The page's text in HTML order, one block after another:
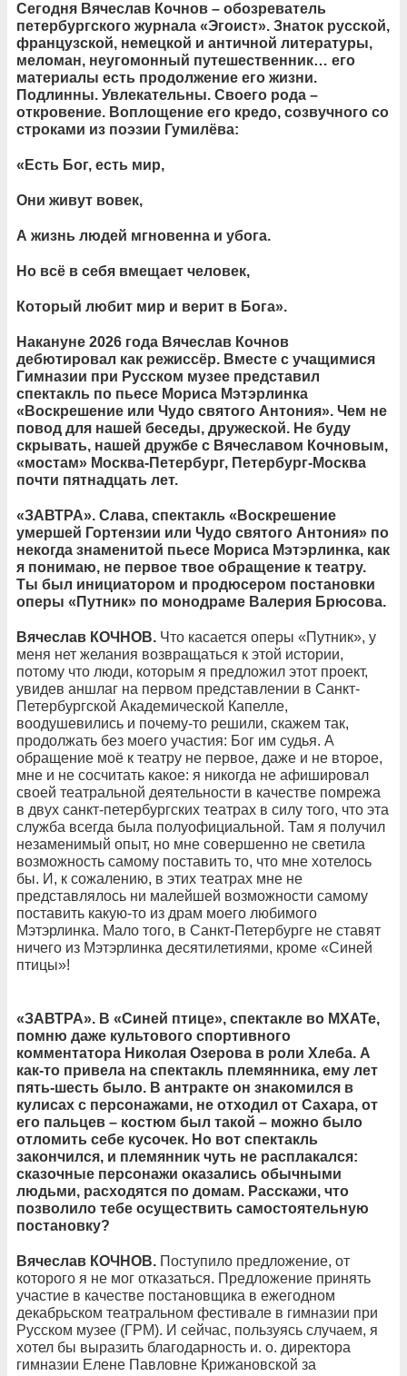
Сегодня Вячеслав Кочнов – обозреватель
петербургского журнала «Эгоист». Знаток русской,
французской, немецкой и античной литературы,
меломан, неугомонный путешественник… его
материалы есть продолжение его жизни.
Подлинны. Увлекательны. Своего рода –
откровение. Воплощение его кредо, созвучного со
строками из поэзии Гумилёва:
«Есть Бог, есть мир,
Они живут вовек,
А жизнь людей мгновенна и убога.
Но всё в себя вмещает человек,
Который любит мир и верит в Бога».
Накануне 2026 года Вячеслав Кочнов
дебютировал как режиссёр. Вместе с учащимися
Гимназии при Русском музее представил
спектакль по пьесе Мориса Мэтэрлинка
«Воскрешение или Чудо святого Антония». Чем не
повод для нашей беседы, дружеской. Не буду
скрывать, нашей дружбе с Вячеславом Кочновым,
«мостам» Москва-Петербург, Петербург-Москва
почти пятнадцать лет.
«ЗАВТРА». Слава, спектакль «Воскрешение
умершей Гортензии или Чудо святого Антония» по
некогда знаменитой пьесе Мориса Мэтэрлинка, как
я понимаю, не первое твое обращение к театру.
Ты был инициатором и продюсером постановки
оперы «Путник» по монодраме Валерия Брюсова.
Вячеслав КОЧНОВ. Что касается оперы «Путник», у
меня нет желания возвращаться к этой истории,
потому что люди, которым я предложил этот проект,
увидев аншлаг на первом представлении в Санкт-
Петербургской Академической Капелле,
воодушевились и почему-то решили, скажем так,
продолжать без моего участия: Бог им судья. А
обращение моё к театру не первое, даже и не второе,
мне и не сосчитать какое: я никогда не афишировал
своей театральной деятельности в качестве помрежа
в двух санкт-петербургских театрах в силу того, что эта
служба всегда была полуофициальной. Там я получил
незаменимый опыт, но мне совершенно не светила
возможность самому поставить то, что мне хотелось
бы. И, к сожалению, в этих театрах мне не
представлялось ни малейшей возможности самому
поставить какую-то из драм моего любимого
Мэтэрлинка. Мало того, в Санкт-Петербурге не ставят
ничего из Мэтэрлинка десятилетиями, кроме «Синей
птицы»!
«ЗАВТРА». В «Синей птице», спектакле во МХАТе,
помню даже культового спортивного
комментатора Николая Озерова в роли Хлеба. А
как-то привела на спектакль племянника, ему лет
пять-шесть было. В антракте он знакомился в
кулисах с персонажами, не отходил от Сахара, от
его пальцев – костюм был такой – можно было
отломить себе кусочек. Но вот спектакль
закончился, и племянник чуть не расплакался:
сказочные персонажи оказались обычными
людьми, расходятся по домам. Расскажи, что
позволило тебе осуществить самостоятельную
постановку?
Вячеслав КОЧНОВ. Поступило предложение, от
которого я не мог отказаться. Предложение принять
участие в качестве постановщика в ежегодном
декабрьском театральном фестивале в гимназии при
Русском музее (ГРМ). И сейчас, пользуясь случаем, я
хотел бы выразить благодарность и. о. директора
гимназии Елене Павловне Крижановской за